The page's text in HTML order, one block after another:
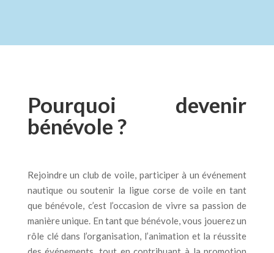
Pourquoi devenir
bénévole ?
Rejoindre un club de voile, participer à un événement
nautique ou soutenir la ligue corse de voile en tant
que bénévole, c’est l’occasion de vivre sa passion de
manière unique. En tant que bénévole, vous jouerez un
rôle clé dans l’organisation, l’animation et la réussite